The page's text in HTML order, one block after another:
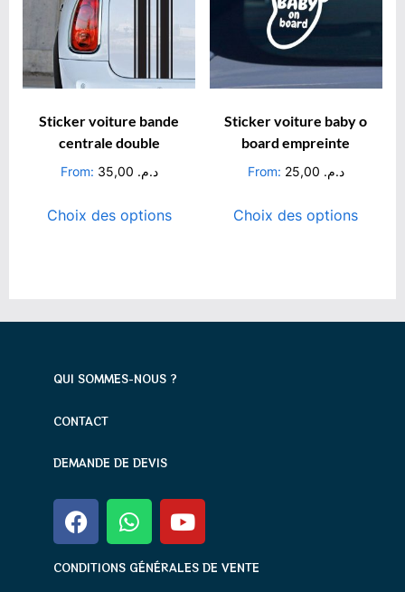
Sticker voiture bande
centrale double
From: د.م.
Choix des options
Sticker voiture baby o
board empreinte
From: د.م.
Choix des options
QUI SOMMES-NOUS ?
CONTACT
DEMANDE DE DEVIS
CONDITIONS GÉNÉRALES DE VENTE